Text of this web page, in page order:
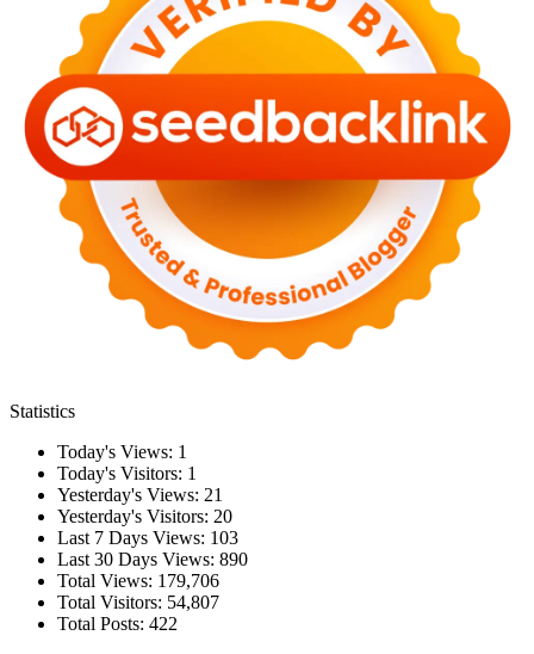
Statistics
Today's Views: 1
Today's Visitors: 1
Yesterday's Views: 21
Yesterday's Visitors: 20
Last 7 Days Views: 103
Last 30 Days Views: 890
Total Views: 179,706
Total Visitors: 54,807
Total Posts: 422